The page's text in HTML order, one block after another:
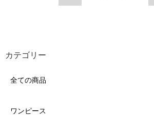
カテゴリー
全ての商品
ワンピース